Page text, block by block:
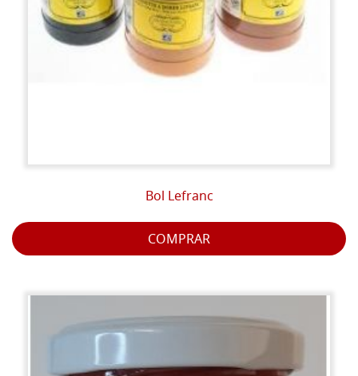
Bol Lefranc
COMPRAR